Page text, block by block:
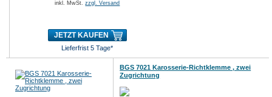
inkl. MwSt.zzgl. Versand
JETZT KAUFEN
Lieferfrist 5 Tage*
BGS 7021 Karosserie-Richtklemme , zwei
Zugrichtung